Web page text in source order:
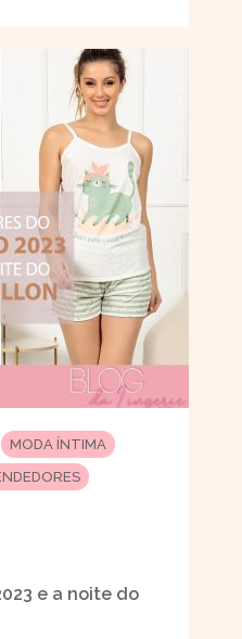
MODA ÍNTIMA
e a noite do